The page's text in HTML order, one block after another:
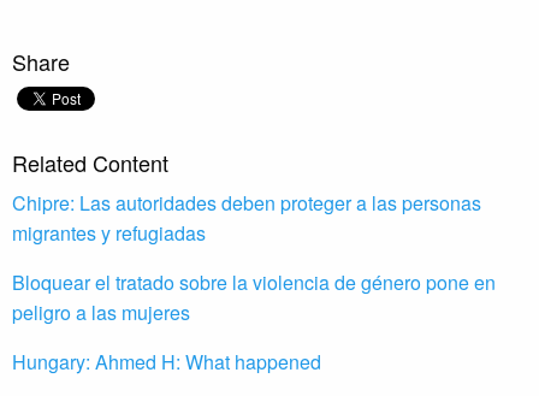
Share
Related Content
Chipre: Las autoridades deben proteger a las personas
migrantes y refugiadas
Bloquear el tratado sobre la violencia de género pone en
peligro a las mujeres
Hungary: Ahmed H: What happened